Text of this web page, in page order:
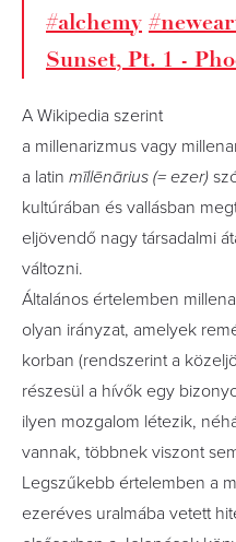
#alchemy
Sunset, Pt. 1 -
A Wikipedia szerint
a millenarizmus vagy
a latin mīllēnārius (= ezer)
kultúrában és vallásban
eljövendő nagy társadalmi
változni.
Általános értelemben
olyan irányzat, amelyek
korban (rendszerint a
részesül a hívők egy
ilyen mozgalom létezik,
vannak, többnek viszont
Legszűkebb értelemben a
ezeréves uralmába vetett